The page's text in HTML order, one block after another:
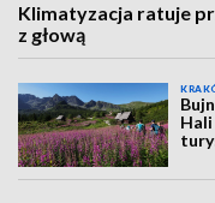
Klimatyzacja ratuje
z głową
Hali